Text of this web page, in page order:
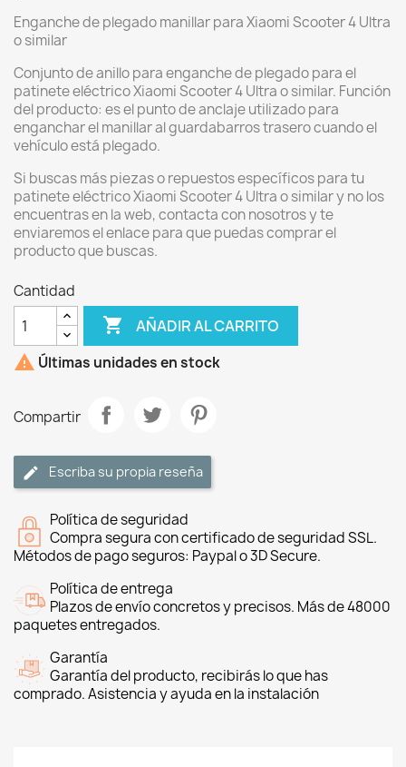
Enganche de plegado manillar para Xiaomi Scooter 4 Ultra
o similar
Conjunto de anillo para enganche de plegado para el
patinete eléctrico Xiaomi Scooter 4 Ultra o similar. Función
del producto: es el punto de anclaje utilizado para
enganchar el manillar al guardabarros trasero cuando el
vehículo está plegado.
Si buscas más piezas o repuestos específicos para tu
patinete eléctrico Xiaomi Scooter 4 Ultra o similar y no los
encuentras en la web, contacta con nosotros y te
enviaremos el enlace para que puedas comprar el
producto que buscas.
Cantidad
 AÑADIR AL CARRITO
 Últimas unidades en stock
Compartir
Escriba su propia reseña
Política de seguridad
Compra segura con certificado de seguridad SSL.
Métodos de pago seguros: Paypal o 3D Secure.
Política de entrega
Plazos de envío concretos y precisos. Más de 48000
paquetes entregados.
Garantía
Garantía del producto, recibirás lo que has
comprado. Asistencia y ayuda en la instalación